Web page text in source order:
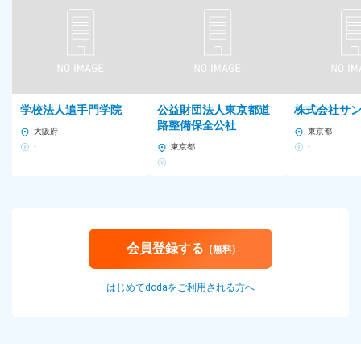
学校法人追手門学院
大阪府
-
公益財団法人東京都道
路整備保全公社
東京都
-
株式会社サ
東京都
-
会員登録する (無料)
はじめてdodaをご利用される方へ